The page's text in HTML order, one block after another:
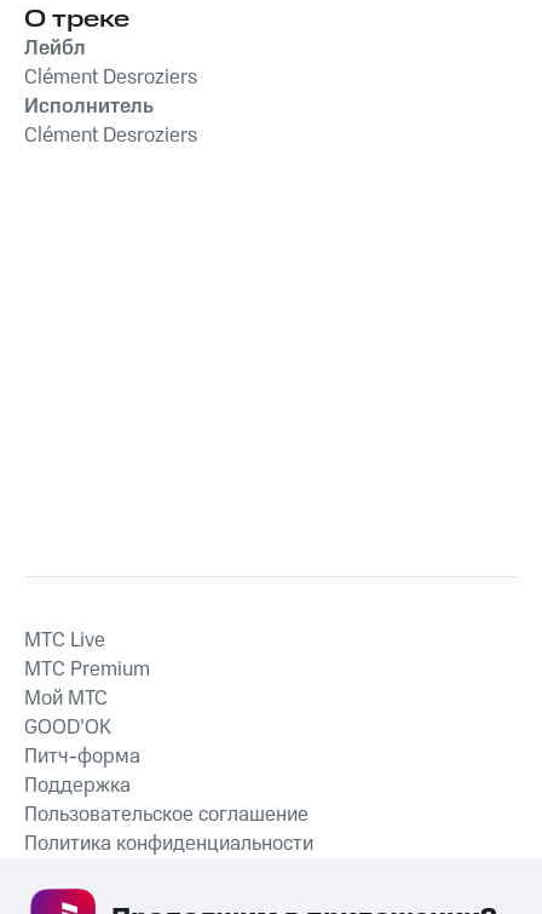
О треке
Лейбл
Clément Desroziers
Исполнитель
Clément Desroziers
MTС Live
MTС Premium
Мой МТС
GOOD’OK
Питч-форма
Поддержка
Пользовательское соглашение
Политика конфиденциальности